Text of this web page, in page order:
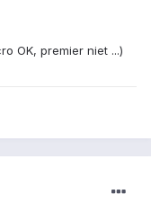
OK, premier niet ...)